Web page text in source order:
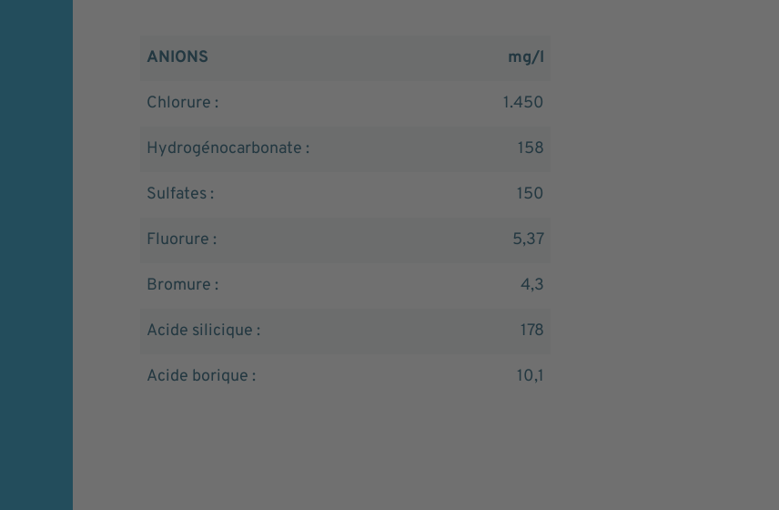
ANIONS mg/l
Chlorure : 1.450
Hydrogénocarbonate : 158
Sulfates : 150
Fluorure : 5,37
Bromure : 4,3
Acide silicique : 178
Acide borique : 10,1